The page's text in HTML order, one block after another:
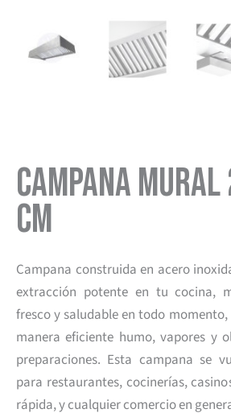
Campana
cm
Campana construida en acero
extracción potente en tu cocina,
fresco y saludable en todo
manera eficiente humo, vapores y
preparaciones. Esta campana se
para restaurantes, cocinerías,
rápida, y cualquier comercio en